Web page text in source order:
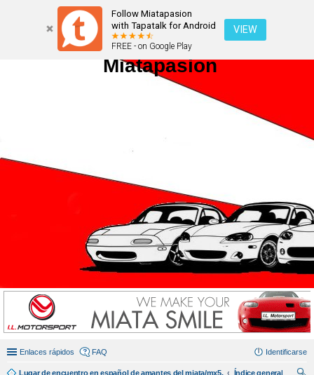
Follow Miatapasion
with Tapatalk for Android
FREE - on Google Play
VIEW
Miatapasion
Enlaces rápidos FAQ Identificarse
Lugar de encuentro en español de amantes del miata/mx5.
Índice general